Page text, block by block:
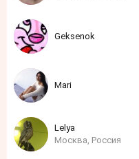
Geksenok
Mari
Lelya
Москва, Россия